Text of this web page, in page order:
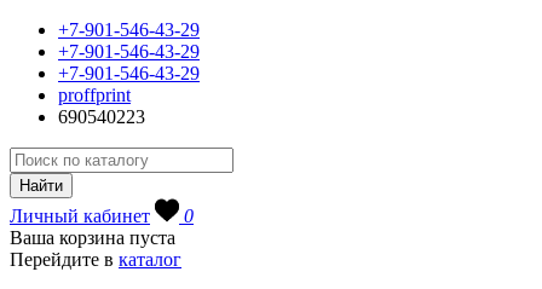
+7-901-546-43-29
+7-901-546-43-29
+7-901-546-43-29
proffprint
690540223
Личный кабинет
0
Ваша корзина пуста
Перейдите в каталог